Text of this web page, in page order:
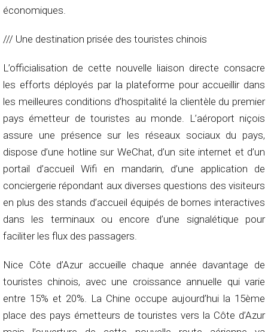
économiques.
/// Une destination prisée des touristes chinois
L’officialisation de cette nouvelle liaison directe consacre
les efforts déployés par la plateforme pour accueillir dans
les meilleures conditions d’hospitalité la clientèle du premier
pays émetteur de touristes au monde. L’aéroport niçois
assure une présence sur les réseaux sociaux du pays,
dispose d’une hotline sur WeChat, d’un site internet et d’un
portail d’accueil Wifi en mandarin, d’une application de
conciergerie répondant aux diverses questions des visiteurs
en plus des stands d’accueil équipés de bornes interactives
dans les terminaux ou encore d’une signalétique pour
faciliter les flux des passagers.
Nice Côte d’Azur accueille chaque année davantage de
touristes chinois, avec une croissance annuelle qui varie
entre 15% et 20%. La Chine occupe aujourd’hui la 15ème
place des pays émetteurs de touristes vers la Côte d’Azur